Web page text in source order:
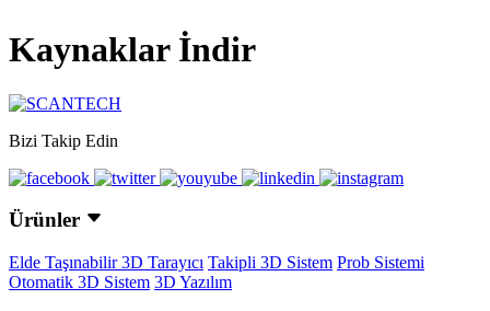
Kaynaklar İndir
Bizi Takip Edin
Ürünler
Elde Taşınabilir 3D Tarayıcı Takipli 3D Sistem Prob Sistemi
Otomatik 3D Sistem 3D Yazılım